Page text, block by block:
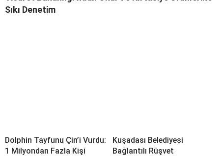
Sıkı Denetim
Dolphin Tayfunu Çin’i Vurdu:
1 Milyondan Fazla Kişi
Kuşadası Belediyesi
Bağlantılı Rüşvet